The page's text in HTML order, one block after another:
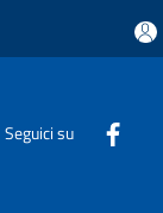
Seguici su